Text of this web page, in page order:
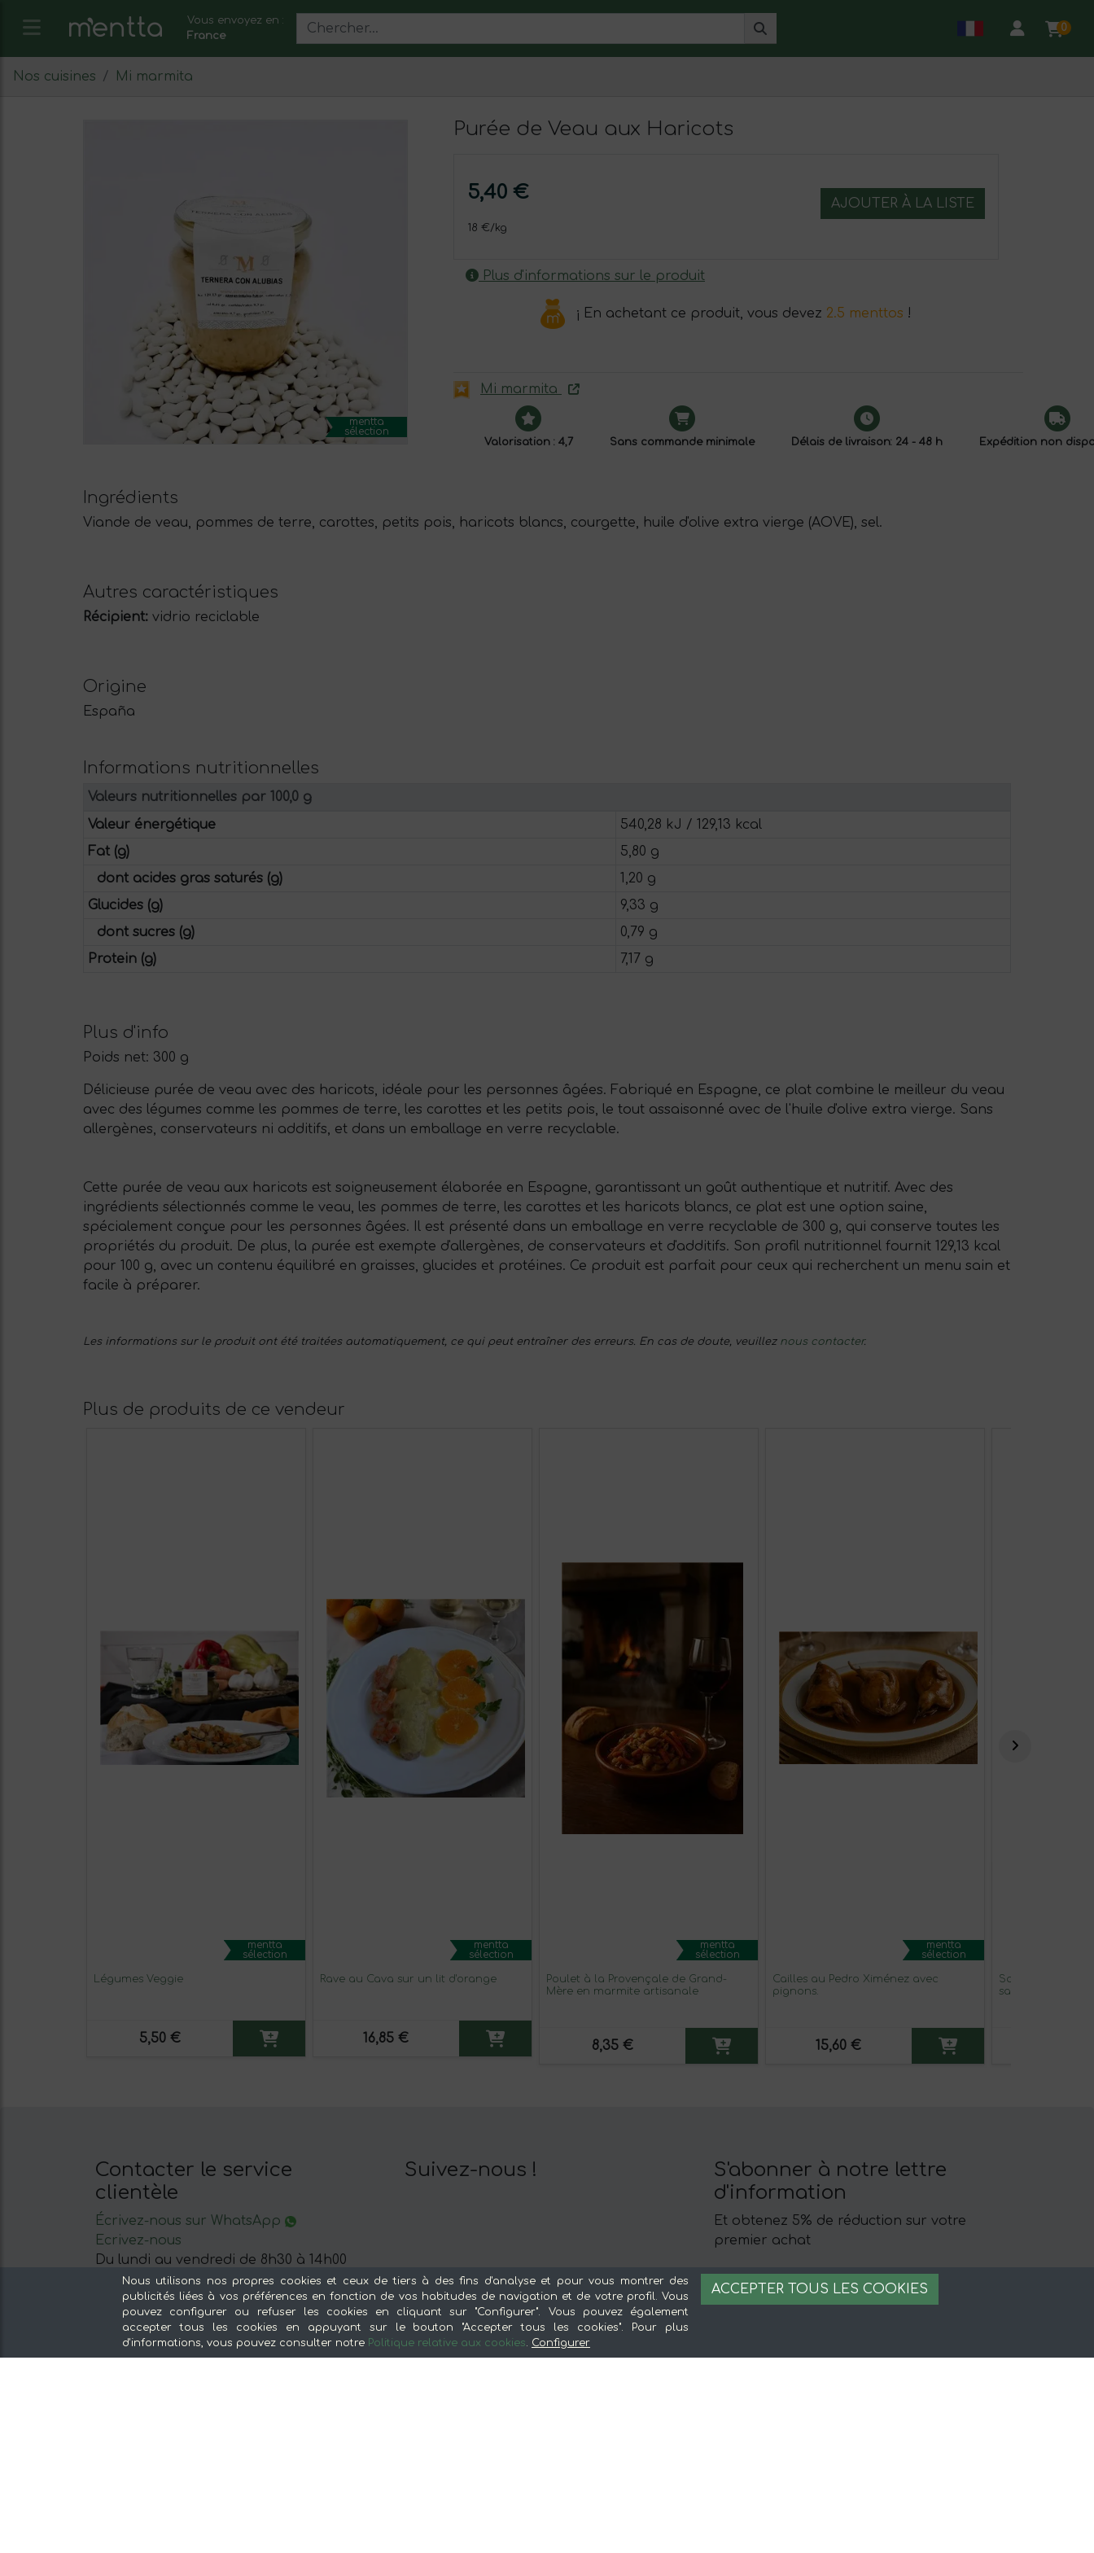
Vous envoyez en :
France
0
Nos cuisines Mi marmita
mentta
sélection
Purée de Veau aux Haricots
5,40 €
18 €/kg
AJOUTER À LA LISTE
Plus d'informations sur le produit
¡ En achetant ce produit, vous devez 2.5 menttos !
Mi marmita
Valorisation : 4,7 Sans commande minimale Délais de livraison: 24 - 48 h Expédition non
Ingrédients
Viande de veau, pommes de terre, carottes, petits pois, haricots blancs, courgette, huile d'olive extra vierge (AOVE), sel.
Autres caractéristiques
Récipient: vidrio reciclable
Origine
España
Informations nutritionnelles
Valeurs nutritionnelles par 100,0 g
Valeur énergétique
540,28 kJ / 129,13 kcal
Fat (g)
5,80 g
dont acides gras saturés (g)
1,20 g
Glucides (g)
9,33 g
dont sucres (g)
0,79 g
Protein (g)
7,17 g
Plus d'info
Poids net: 300 g
Délicieuse purée de veau avec des haricots, idéale pour les personnes âgées. Fabriqué en Espagne, ce plat combine le meilleur du veau
avec des légumes comme les pommes de terre, les carottes et les petits pois, le tout assaisonné avec de l'huile d'olive extra vierge. Sans
allergènes, conservateurs ni additifs, et dans un emballage en verre recyclable.
Cette purée de veau aux haricots est soigneusement élaborée en Espagne, garantissant un goût authentique et nutritif. Avec des
ingrédients sélectionnés comme le veau, les pommes de terre, les carottes et les haricots blancs, ce plat est une option saine,
spécialement conçue pour les personnes âgées. Il est présenté dans un emballage en verre recyclable de 300 g, qui conserve toutes les
propriétés du produit. De plus, la purée est exempte d'allergènes, de conservateurs et d'additifs. Son profil nutritionnel fournit 129,13 kcal
pour 100 g, avec un contenu équilibré en graisses, glucides et protéines. Ce produit est parfait pour ceux qui recherchent un menu sain et
facile à préparer.
Les informations sur le produit ont été traitées automatiquement, ce qui peut entraîner des erreurs. En cas de doute, veuillez nous contacter.
Plus de produits de ce vendeur
mentta
sélection
Légumes Veggie
5,50 €
mentta
sélection
Rave au Cava sur un lit d'orange
16,85 €
mentta
sélection
Poulet à la Provençale de Grand-
Mère en marmite artisanale
8,35 €
mentta
sélection
Cailles au Pedro Ximénez avec
pignons.
15,60 €
Sauce au
saumon fumé
Contacter le service
clientèle
Écrivez-nous sur WhatsApp
Ecrivez-nous
Du lundi au vendredi de 8h30 à 14h00
Suivez-nous !
S'abonner à notre lettre
d'information
Et obtenez 5% de réduction sur votre
premier achat
Nos sections À propos de mentta Légal
Nous utilisons nos propres cookies et ceux de tiers à des fins d'analyse et pour vous montrer des
publicités liées à vos préférences en fonction de vos habitudes de navigation et de votre profil. Vous
pouvez configurer ou refuser les cookies en cliquant sur "Configurer". Vous pouvez également
accepter tous les cookies en appuyant sur le bouton "Accepter tous les cookies". Pour plus
d'informations, vous pouvez consulter notre Politique relative aux cookies. Configurer
ACCEPTER TOUS LES COOKIES